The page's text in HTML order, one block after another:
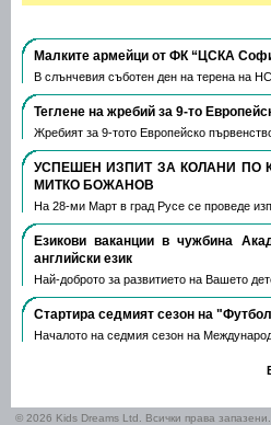
Малките армейци от ФК “ЦСКА
В слънчевия съботен ден на терена на
Теглене на жребий за 9-то
Жребият за 9-тото Европейско
УСПЕШЕН ИЗПИТ ЗА КОЛАНИ ПО
МИТКО БОЖАНОВ
На 28-ми Март в град Русе се проведе
Езикови ваканции​ в чужбина
английски език
Най-доброто за развитието на Вашето
Стартира седмият сезон на
Началото на седмия сезон на
© 2026 Kids Dreams Ltd. Всички права запазени.